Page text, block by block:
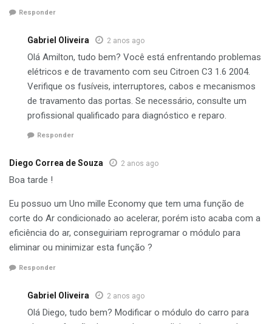
Responder
Gabriel Oliveira 2 anos ago
Olá Amilton, tudo bem? Você está enfrentando problemas
elétricos e de travamento com seu Citroen C3 1.6 2004.
Verifique os fusíveis, interruptores, cabos e mecanismos
de travamento das portas. Se necessário, consulte um
profissional qualificado para diagnóstico e reparo.
Responder
Diego Correa de Souza 2 anos ago
Boa tarde !
Eu possuo um Uno mille Economy que tem uma função de
corte do Ar condicionado ao acelerar, porém isto acaba com a
eficiência do ar, conseguiriam reprogramar o módulo para
eliminar ou minimizar esta função ?
Responder
Gabriel Oliveira 2 anos ago
Olá Diego, tudo bem? Modificar o módulo do carro para